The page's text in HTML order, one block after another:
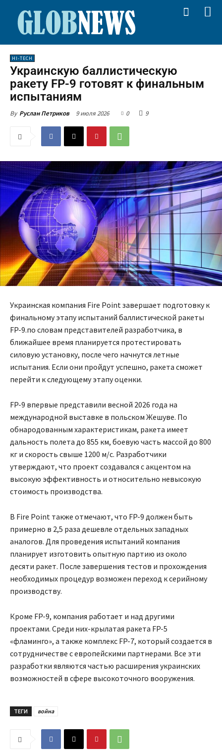
HI-TECH
Украинскую баллистическую
ракету FP-9 готовят к финальным
испытаниям
By Руслан Петриков 9 июля 2026 0 9
Украинская компания Fire Point завершает подготовку к
финальному этапу испытаний баллистической ракеты
FP-9.по словам представителей разработчика, в
ближайшее время планируется протестировать
силовую установку, после чего начнутся летные
испытания. Если они пройдут успешно, ракета сможет
перейти к следующему этапу оценки.
FP-9 впервые представили весной 2026 года на
международной выставке в польском Жешуве. По
обнародованным характеристикам, ракета имеет
дальность полета до 855 км, боевую часть массой до 800
кг и скорость свыше 1200 м/с. Разработчики
утверждают, что проект создавался с акцентом на
высокую эффективность и относительно невысокую
стоимость производства.
В Fire Point также отмечают, что FP-9 должен быть
примерно в 2,5 раза дешевле отдельных западных
аналогов. Для проведения испытаний компания
планирует изготовить опытную партию из около
десяти ракет. После завершения тестов и прохождения
необходимых процедур возможен переход к серийному
производству.
Кроме FP-9, компания работает и над другими
проектами. Среди них-крылатая ракета FP-5
«фламинго», а также комплекс FP-7, который создается в
сотрудничестве с европейскими партнерами. Все эти
разработки являются частью расширения украинских
возможностей в сфере высокоточного вооружения.
ТЕГИ война